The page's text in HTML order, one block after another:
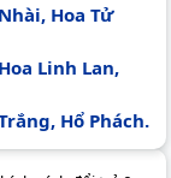
Hoa Tử
Linh Lan,
Hổ Phách.